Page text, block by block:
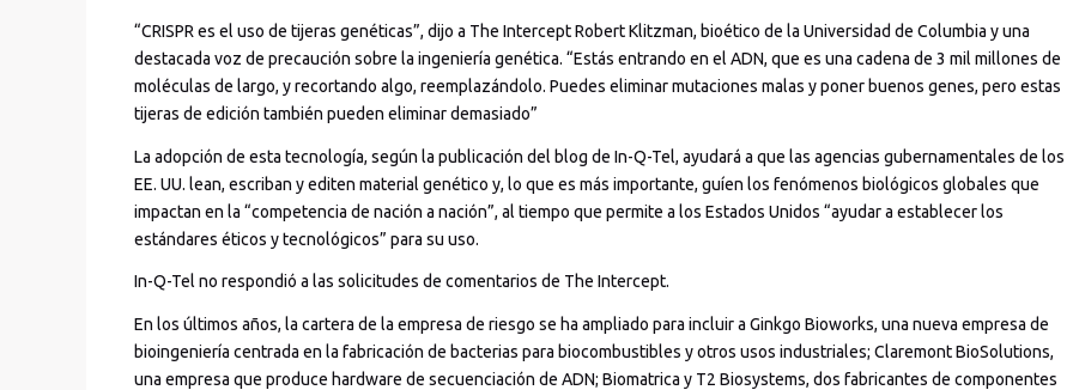
“CRISPR es el uso de tijeras genéticas”, dijo a The Intercept Robert Klitzman, bioético de la Universidad de Columbia y una
destacada voz de precaución sobre la ingeniería genética. “Estás entrando en el ADN, que es una cadena de 3 mil millones de
moléculas de largo, y recortando algo, reemplazándolo. Puedes eliminar mutaciones malas y poner buenos genes, pero estas
tijeras de edición también pueden eliminar demasiado”
La adopción de esta tecnología, según la publicación del blog de In-Q-Tel, ayudará a que las agencias gubernamentales de los
EE. UU. lean, escriban y editen material genético y, lo que es más importante, guíen los fenómenos biológicos globales que
impactan en la “competencia de nación a nación”, al tiempo que permite a los Estados Unidos “ayudar a establecer los
estándares éticos y tecnológicos” para su uso.
In-Q-Tel no respondió a las solicitudes de comentarios de The Intercept.
En los últimos años, la cartera de la empresa de riesgo se ha ampliado para incluir a Ginkgo Bioworks, una nueva empresa de
bioingeniería centrada en la fabricación de bacterias para biocombustibles y otros usos industriales; Claremont BioSolutions,
una empresa que produce hardware de secuenciación de ADN; Biomatrica y T2 Biosystems, dos fabricantes de componentes